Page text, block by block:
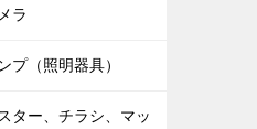
ラ
プ（照明器具）
ター、チラシ、マッ